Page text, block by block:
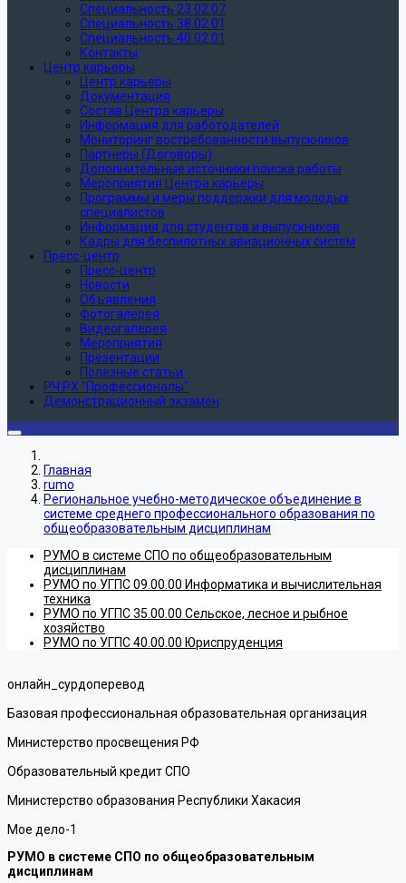
Специальность 23.02.07
Специальность 38.02.01
Специальность 40.02.01
Контакты
Центр карьеры
Центр карьеры
Документация
Состав Центра карьеры
Информация для работодателей
Мониторинг востребованности выпускников
Партнеры (Договоры)
Дополнительные источники поиска работы
Мероприятия Центра карьеры
Программы и меры поддержки для молодых
специалистов
Информация для студентов и выпускников
Кадры для беспилотных авиационных систем
Пресс-центр
Пресс-центр
Новости
Объявления
Фотогалерея
Видеогалерея
Мероприятия
Презентации
Полезные статьи
РЧ РХ "Профессионалы"
Демонстрационный экзамен
Главная
rumo
Региональное учебно-методическое объединение в
системе среднего профессионального образования по
общеобразовательным дисциплинам
РУМО в системе СПО по общеобразовательным
дисциплинам
РУМО по УГПС 09.00.00 Информатика и вычислительная
техника
РУМО по УГПС 35.00.00 Сельское, лесное и рыбное
хозяйство
РУМО по УГПС 40.00.00 Юриспруденция
онлайн_сурдоперевод
Базовая профессиональная образовательная организация
Министерство просвещения РФ
Образовательный кредит СПО
Министерство образования Республики Хакасия
Мое дело-1
РУМО в системе СПО по общеобразовательным
дисциплинам